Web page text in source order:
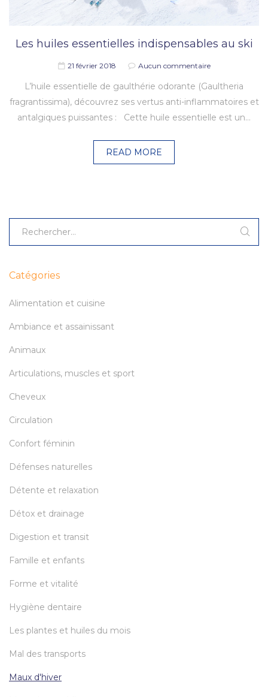
Les huiles essentielles indispensables au ski
21 février 2018 Aucun commentaire
L’huile essentielle de gaulthérie odorante (Gaultheria
fragrantissima), découvrez ses vertus anti-inflammatoires et
antalgiques puissantes : Cette huile essentielle est un…
READ MORE
Catégories
Alimentation et cuisine
Ambiance et assainissant
Animaux
Articulations, muscles et sport
Cheveux
Circulation
Confort féminin
Défenses naturelles
Détente et relaxation
Détox et drainage
Digestion et transit
Famille et enfants
Forme et vitalité
Hygiène dentaire
Les plantes et huiles du mois
Mal des transports
Maux d'hiver